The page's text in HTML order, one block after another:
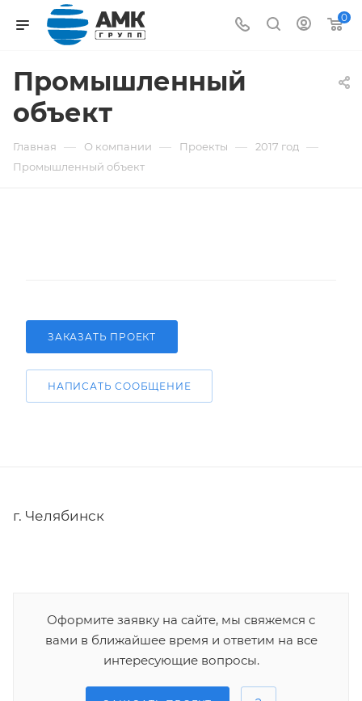
0
Промышленный
объект
Главная — О компании — Проекты — 2017 год —
Промышленный объект
ЗАКАЗАТЬ ПРОЕКТ
НАПИСАТЬ СООБЩЕНИЕ
г. Челябинск
Оформите заявку на сайте, мы свяжемся с
вами в ближайшее время и ответим на все
интересующие вопросы.